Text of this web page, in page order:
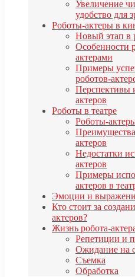
Увеличение
удобство для
Роботы-актеры в
Новый этап в
Особенности
актерами
Примеры
роботов-
Перспективы
актеров
Роботы в театре
Роботы-
актеров
Недостатки
актеров
Примеры
актеров в
Эмоции и
Кто стоит за
актеров?
Жизнь робота-
Репетиции и
Ожидание на
Съемка
Обработка